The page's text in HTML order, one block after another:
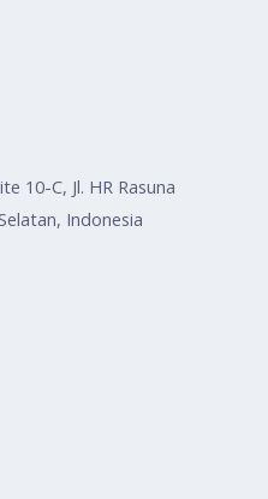
10-C, Jl. HR Rasuna
Indonesia